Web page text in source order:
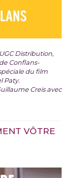
Distribution,
Conflans-
du film
Paty.
Creis avec
VÔTRE